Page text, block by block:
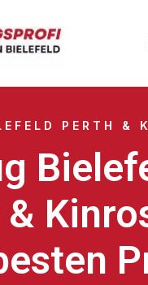
PERTH &